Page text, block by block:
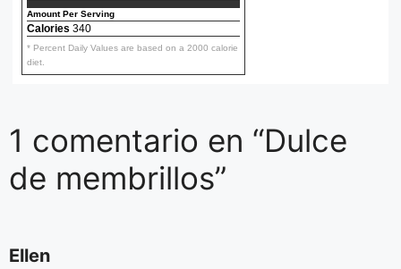
Amount Per Serving
Calories 340
* Percent Daily Values are based on a 2000 calorie
diet.
1 comentario en “Dulce
de membrillos”
Ellen